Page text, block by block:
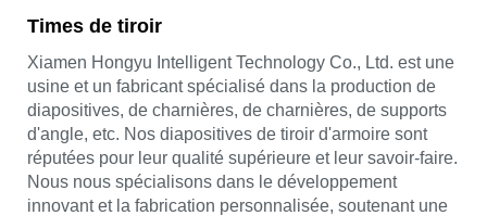
Times de tiroir
Xiamen Hongyu Intelligent Technology Co., Ltd. est une
usine et un fabricant spécialisé dans la production de
diapositives, de charnières, de charnières, de supports
d'angle, etc. Nos diapositives de tiroir d'armoire sont
réputées pour leur qualité supérieure et leur savoir-faire.
Nous nous spécialisons dans le développement
innovant et la fabrication personnalisée, soutenant une